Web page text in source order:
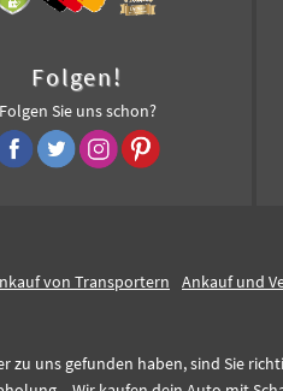
Folgen!
Folgen Sie uns schon?
von Transportern Ankauf und
zu uns gefunden haben, sind Sie